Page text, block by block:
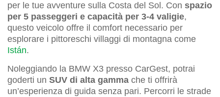
per le tue avventure sulla Costa del Sol. Con spazio
per 5 passeggeri e capacità per 3-4 valigie,
questo veicolo offre il comfort necessario per
esplorare i pittoreschi villaggi di montagna come
Istán.
Noleggiando la BMW X3 presso CarGest, potrai
goderti un SUV di alta gamma che ti offrirà
un’esperienza di guida senza pari. Percorri le strade